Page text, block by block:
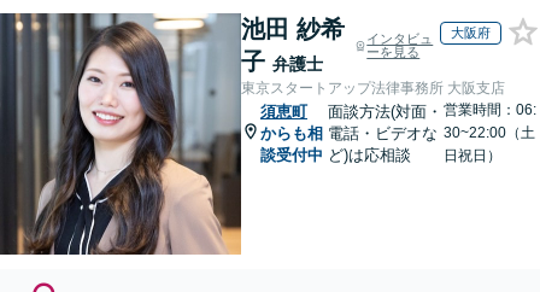
池田 紗希
子 弁護士
インタビュ
ーを見る
大阪府
東京スタートアップ法律事務所 大阪支店
須恵町
からも相
談受付中
面談方法(対面・
電話・ビデオな
ど)は応相談
営業時間：06:
30~22:00（土
日祝日）